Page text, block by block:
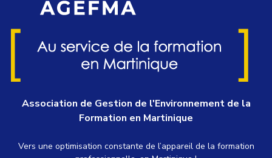
Association de Gestion de l'Environnement de la
Formation en Martinique
Vers une optimisation constante de l’appareil de la formation